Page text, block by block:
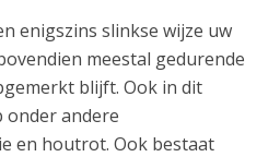
enigszins slinkse wijze uw
meestal gedurende
blijft. Ook in dit
onder andere
en houtrot. Ook bestaat